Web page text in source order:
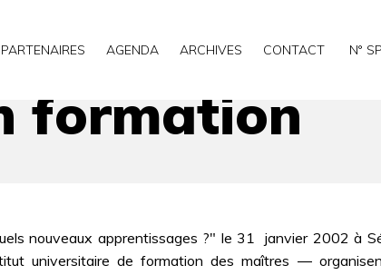
PARTENAIRES AGENDA ARCHIVES CONTACT N°
formation
nouveaux apprentissages ?" le 31 janvier 2002 à
universitaire de formation des maîtres ―